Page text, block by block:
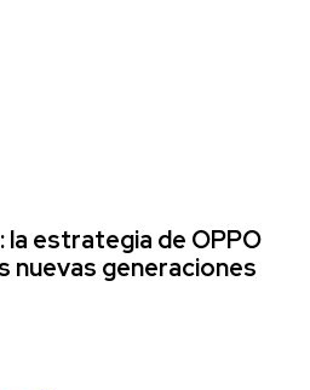
la estrategia de OPPO
nuevas generaciones